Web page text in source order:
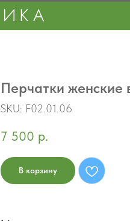
Перчатки женские
SKU: F02.01.06
7 500 р.
В корзину